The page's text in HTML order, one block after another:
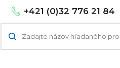
+421 (0)32 776 21 84